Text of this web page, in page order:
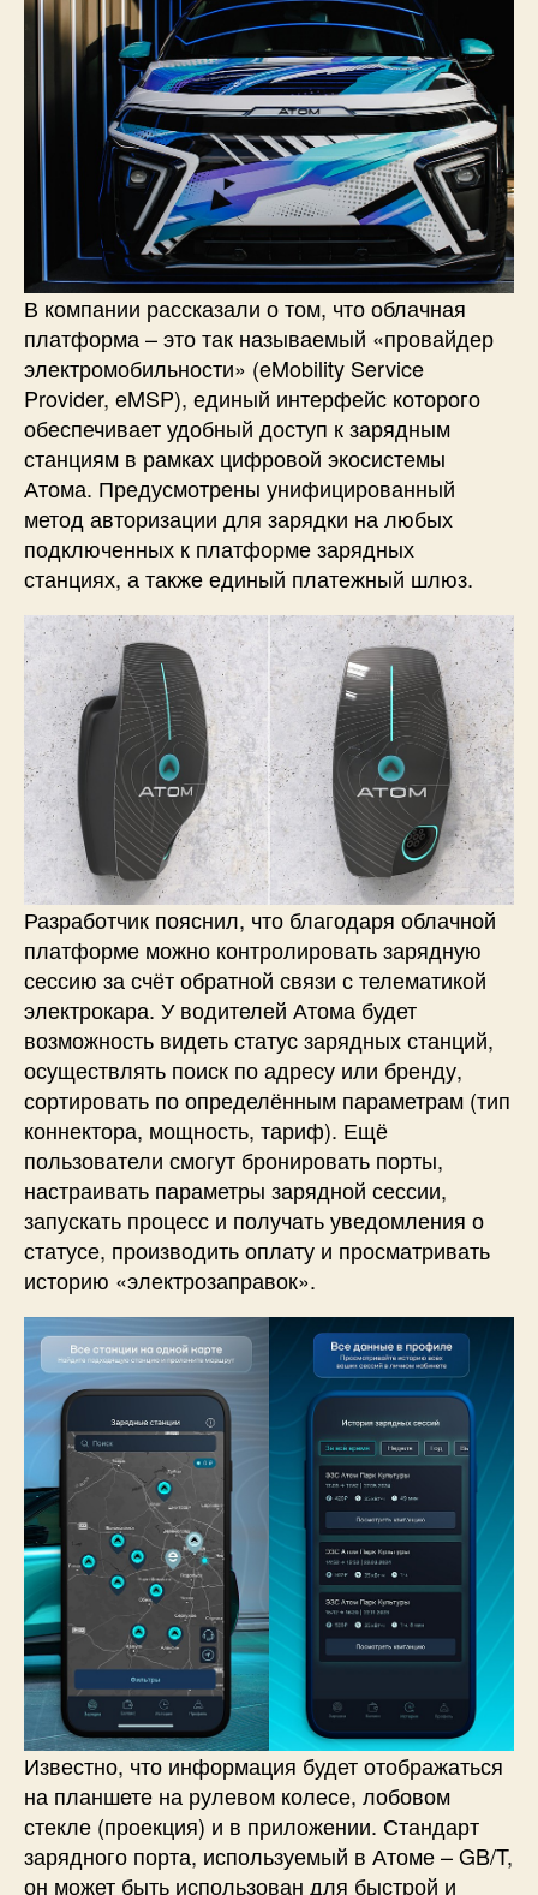
В компании рассказали о том, что облачная
платформа – это так называемый «провайдер
электромобильности» (eMobility Service
Provider, eMSP), единый интерфейс которого
обеспечивает удобный доступ к зарядным
станциям в рамках цифровой экосистемы
Атома. Предусмотрены унифицированный
метод авторизации для зарядки на любых
подключенных к платформе зарядных
станциях, а также единый платежный шлюз.
Разработчик пояснил, что благодаря облачной
платформе можно контролировать зарядную
сессию за счёт обратной связи с телематикой
электрокара. У водителей Атома будет
возможность видеть статус зарядных станций,
осуществлять поиск по адресу или бренду,
сортировать по определённым параметрам (тип
коннектора, мощность, тариф). Ещё
пользователи смогут бронировать порты,
настраивать параметры зарядной сессии,
запускать процесс и получать уведомления о
статусе, производить оплату и просматривать
историю «электрозаправок».
Известно, что информация будет отображаться
на планшете на рулевом колесе, лобовом
стекле (проекция) и в приложении. Стандарт
зарядного порта, используемый в Атоме – GB/T,
он может быть использован для быстрой и